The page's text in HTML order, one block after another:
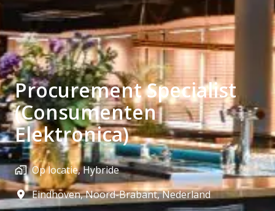
Procurement Specialist
(Consumenten
Elektronica)
Op locatie, Hybride
Eindhoven,Noord-Brabant,Nederland